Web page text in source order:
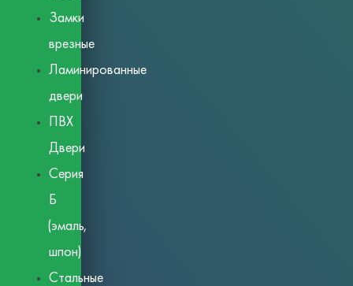
Замки
врезные
Ламинированные
двери
ПВХ
Двери
Серия
Б
(эмаль,
шпон)
Стальные